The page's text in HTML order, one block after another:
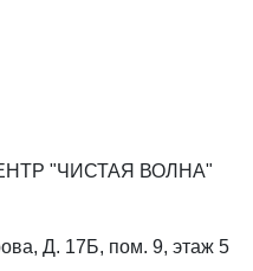
"ЧИСТАЯ ВОЛНА"
Д. 17Б, пом. 9, этаж 5